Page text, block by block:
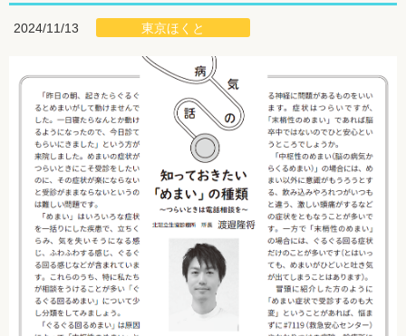
2024/11/13 東京ほくと